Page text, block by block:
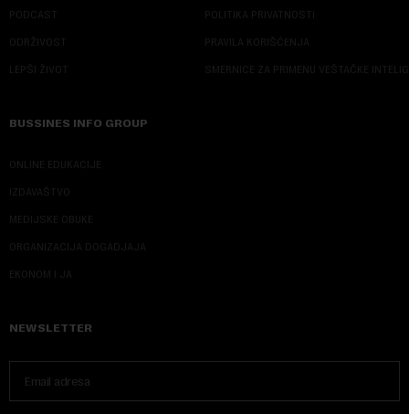
PODCAST
ODRŽIVOST
LEPŠI ŽIVOT
POLITIKA PRIVATNOSTI
PRAVILA KORIŠĆENJA
SMERNICE ZA PRIMENU VEŠTAČKE
BUSSINES INFO GROUP
ONLINE EDUKACIJE
IZDAVAŠTVO
MEDIJSKE OBUKE
ORGANIZACIJA DOGADJAJA
EKONOM I JA
NEWSLETTER